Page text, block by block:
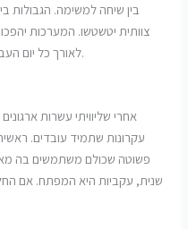
בין שיחה למשימה. הגבולות
צוותית יטשטשו. המערכות יהפכו
לאורך כל יום העבודה ודואגים שנעבוד בצורה היעילה ביותר.
אחרי שליוויתי עשרות
עקרונות שתמיד עובדים.
פשוטה שכולם משתמשים בה
שנית, עקביות היא המפתח. אם